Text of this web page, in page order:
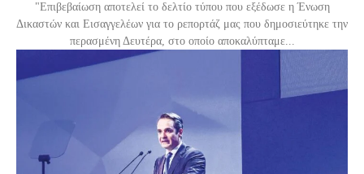
"Επιβεβαίωση αποτελεί το δελτίο τύπου που εξέδωσε η Ένωση
Δικαστών και Εισαγγελέων για το ρεπορτάζ μας που δημοσιεύτηκε την
περασμένη Δευτέρα, στο οποίο αποκαλύπταμε...